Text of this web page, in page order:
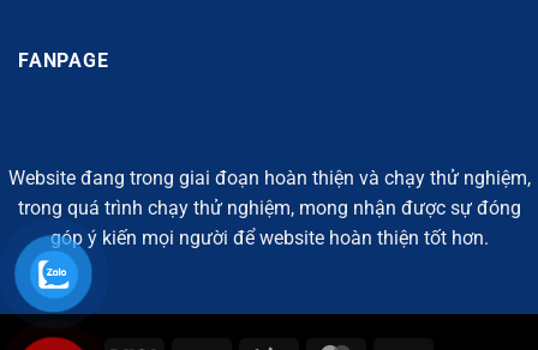
FANPAGE
Website đang trong giai đoạn hoàn thiện và chạy thử nghiệm,
trong quá trình chạy thử nghiệm, mong nhận được sự đóng
góp ý kiến mọi người để website hoàn thiện tốt hơn.